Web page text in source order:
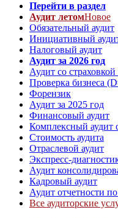
Перейти в раздел
Аудит летомНовое
Обязательный аудит
Инициативный
Налоговый аудит
Аудит за 2026 год
Аудит со
Проверка бизнеса
Форензик
Аудит за 2025 год
Финансовый аудит
Комплексный аудит
Стоимость аудита
Отраслевой аудит
Экспресс-
Аудит
Кадровый аудит
Аудит отчетности
Все аудиторские